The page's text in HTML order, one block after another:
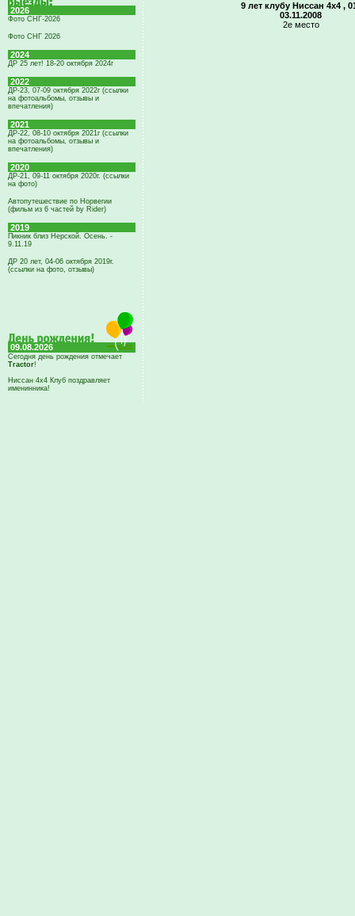
2026
Фото СНГ-2026
Фото СНГ 2026
2024
ДР 25 лет! 18-20 октября 2024г
2022
ДР-23, 07-09 октября 2022г (ссылки
на фотоальбомы, отзывы и
впечатления)
2021
ДР-22, 08-10 октября 2021г (ссылки
на фотоальбомы, отзывы и
впечатления)
2020
ДР-21, 09-11 октября 2020г. (ссылки
на фото)
Автопутешествие по Норвегии
(фильм из 6 частей by Rider)
2019
Пикник близ Нерской. Осень. -
9.11.19
ДР 20 лет, 04-06 октября 2019г.
(ссылки на фото, отзывы)
09.08.2026
Сегодня день рождения отмечает
Tractor!
Ниссан 4х4 Клуб поздравляет
именинника!
9 лет клубу Ниссан 4х4 ,
03.11.2008
2е место